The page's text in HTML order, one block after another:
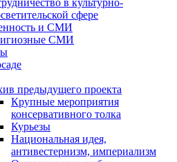
в культурно-
сфере
и СМИ
СМИ
предыдущего проекта
Крупные мероприятия
консервативного толка
Курьезы
Национальная идея,
антивестернизм, империализм